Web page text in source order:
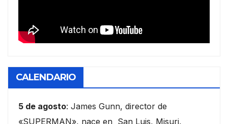
CALENDARIO
5 de agosto: James Gunn, director de
«SUPERMAN», nace en San Luis, Misuri,